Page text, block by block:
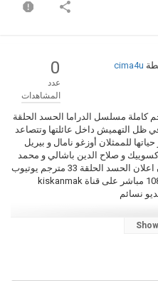
cima4u
0
عدد
المشاهدات
الحسد الحلقة 33 مترجم كاملة مسلسل الدراما الحسد الحلقة
ظل التهميش داخل عائلتها وتتصاعد
للممثلان أوزغو نامال و بيريل
و صلاح الدين باشالي و محمد
جونسور و هانده دوغان دمير! شاهد بدون اعلان الحسد الحلقة 33 مترجم يوتيوب
اون لاين HD 720p قصة عشق جودة 1080p مباشر على قناة kiskanmak